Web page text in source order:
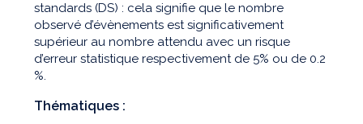
standards (DS) : cela signifie que le nombre
observé d’évènements est significativement
supérieur au nombre attendu avec un risque
d’erreur statistique respectivement de 5% ou de 0.2
%.
Thématiques :